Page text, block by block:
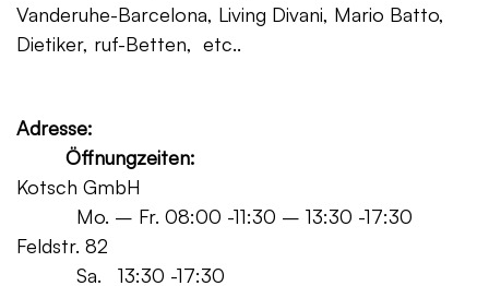
Vanderuhe-Barcelona, Living Divani, Mario Batto,
Dietiker, ruf-Betten, etc..
Adresse:
Öffnungzeiten:
Kotsch GmbH
Mo. – Fr. 08:00 -11:30 – 13:30 -17:30
Feldstr. 82
Sa. 13:30 -17:30